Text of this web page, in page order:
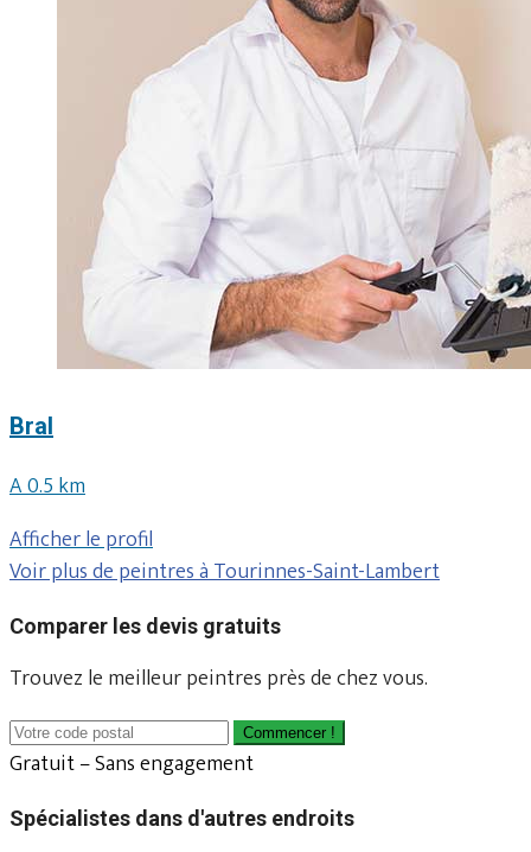
Bral
A 0.5 km
Afficher le profil
Voir plus de peintres à Tourinnes-Saint-Lambert
Comparer les devis gratuits
Trouvez le meilleur peintres près de chez vous.
Commencer !
Gratuit – Sans engagement
Spécialistes dans d'autres endroits